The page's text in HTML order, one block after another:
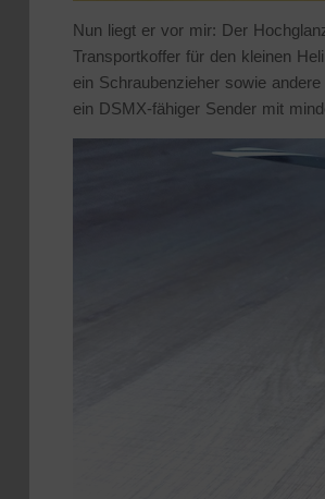
Nun liegt er vor mir: Der
Transportkoffer für den kleinen
ein Schraubenzieher sowie
ein DSMX-fähiger Sender mit